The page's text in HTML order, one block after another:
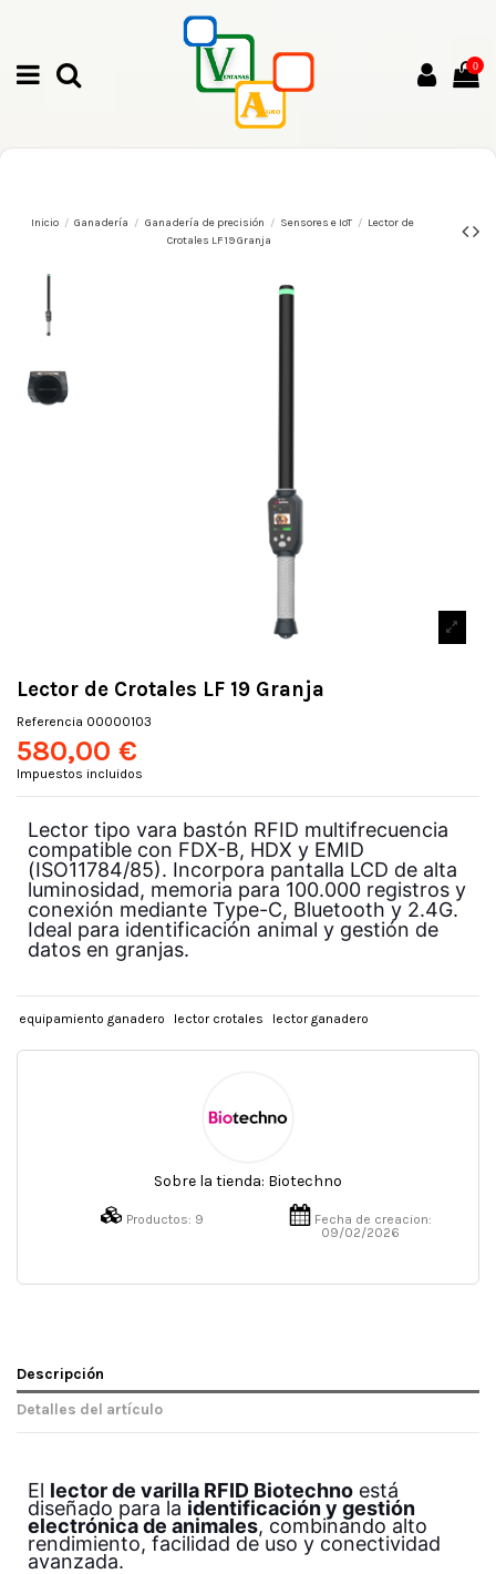
0
Inicio Ganadería Ganadería de precisión Sensores e IoT
Lector de
Crotales LF 19 Granja
Lector de Crotales LF 19 Granja
Referencia 00000103
580,00 €
Impuestos incluidos
Lector tipo vara bastón RFID multifrecuencia
compatible con FDX-B, HDX y EMID
(ISO11784/85). Incorpora pantalla LCD de alta
luminosidad, memoria para 100.000 registros y
conexión mediante Type-C, Bluetooth y 2.4G.
Ideal para identificación animal y gestión de
datos en granjas.
equipamiento ganadero lector crotales lector ganadero
Sobre la tienda: Biotechno
Productos: 9
Fecha de creacion:
09/02/2026
Descripción
Detalles del artículo
El lector de varilla RFID Biotechno está
diseñado para la identificación y gestión
electrónica de animales, combinando alto
rendimiento, facilidad de uso y conectividad
avanzada.